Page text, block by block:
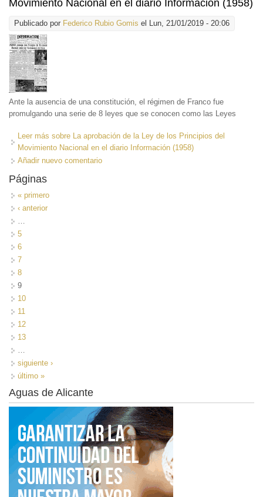
Movimiento Nacional en el diario Información (1958)
Publicado por Federico Rubio Gomis el Lun, 21/01/2019 - 20:06
Ante la ausencia de una constitución, el régimen de Franco fue
promulgando una serie de 8 leyes que se conocen como las Leyes
Leer más sobre La aprobación de la Ley de los Principios del
Movimiento Nacional en el diario Información (1958)
Añadir nuevo comentario
Páginas
« primero
‹ anterior
5
6
7
8
9
10
11
12
13
siguiente ›
último »
Aguas de Alicante